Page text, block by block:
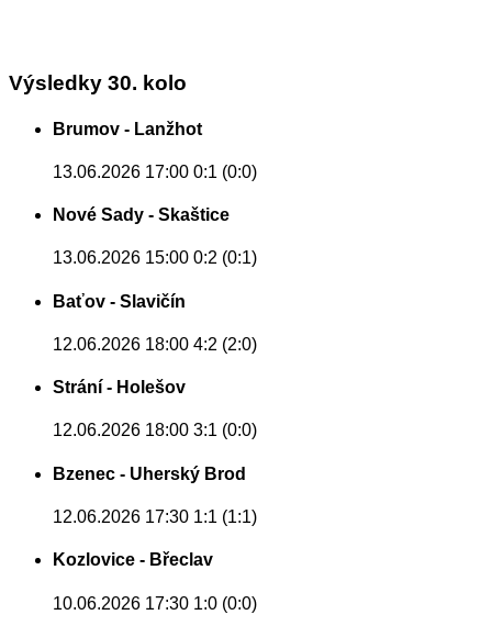
Výsledky 30. kolo
Brumov - Lanžhot
13.06.2026 17:00 0:1 (0:0)
Nové Sady - Skaštice
13.06.2026 15:00 0:2 (0:1)
Baťov - Slavičín
12.06.2026 18:00 4:2 (2:0)
Strání - Holešov
12.06.2026 18:00 3:1 (0:0)
Bzenec - Uherský Brod
12.06.2026 17:30 1:1 (1:1)
Kozlovice - Břeclav
10.06.2026 17:30 1:0 (0:0)